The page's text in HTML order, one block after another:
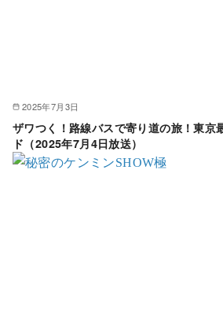
2025年7月3日
ザワつく！路線バスで寄り道の旅！東京
ド（2025年7月4日放送）